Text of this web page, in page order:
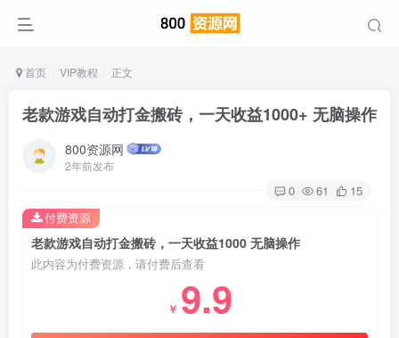
首页 VIP教程 正文
老款游戏自动打金搬砖，一天收益1000+ 无脑操作
800资源网
2年前发布
0 61 15
老款游戏自动打金搬砖，一天收益1000 无脑操作
此内容为付费资源，请付费后查看
￥ 9.9
付费资源